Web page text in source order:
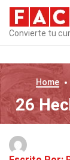
Convierte tu
Home
26